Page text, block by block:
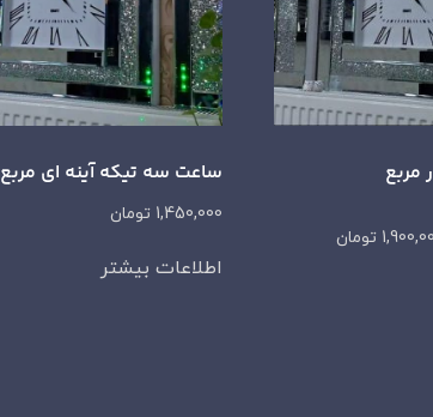
مربع
تومان
ساعت سه تیکه آینه ای مربع
1,450,000 تومان
اطلاعات بیشتر